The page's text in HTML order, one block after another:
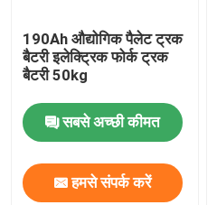
190Ah औद्योगिक पैलेट ट्रक
बैटरी इलेक्ट्रिक फोर्क ट्रक
बैटरी 50kg
सबसे अच्छी कीमत
हमसे संपर्क करें